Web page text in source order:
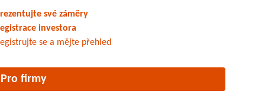
své záměry
investora
se a mějte přehled
Pro firmy